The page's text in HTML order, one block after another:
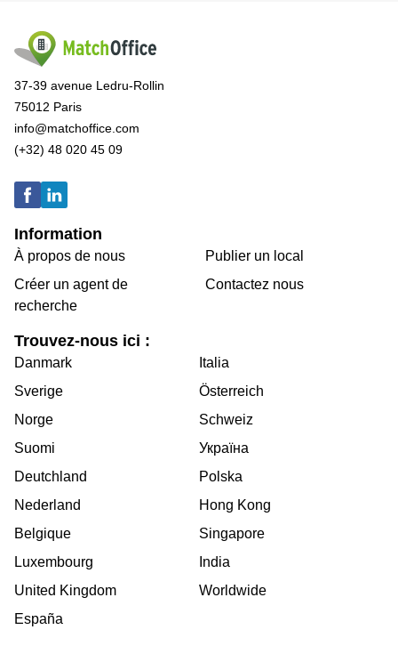
37-39 avenue Ledru-Rollin
75012 Paris
info@matchoffice.com
(+32) 48 020 45 09
Information
À propos de nous
Créer un agent de
recherche
Publier un local
Contactez nous
Trouvez-nous ici :
Danmark
Sverige
Norge
Suomi
Deutchland
Nederland
Belgique
Luxembourg
United Kingdom
España
Italia
Österreich
Schweiz
Україна
Polska
Hong Kong
Singapore
India
Worldwide